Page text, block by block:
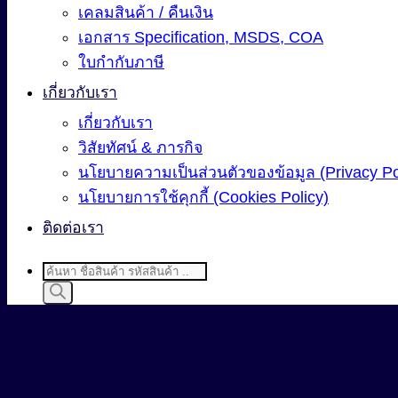
เคลมสินค้า / คืนเงิน
เอกสาร Specification, MSDS, COA
ใบกำกับภาษี
เกี่ยวกับเรา
เกี่ยวกับเรา
วิสัยทัศน์ & ภารกิจ
นโยบายความเป็นส่วนตัวของข้อมูล (Privacy
นโยบายการใช้คุกกี้ (Cookies Policy)
ติดต่อเรา
Products
search